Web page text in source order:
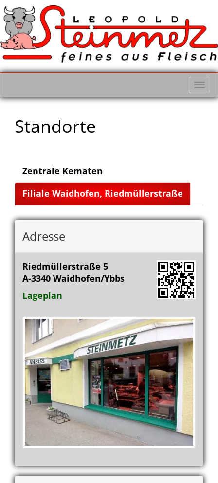
Standorte
Zentrale Kematen
Filiale Waidhofen, Riedmüllerstraße
Adresse
Riedmüllerstraße 5
A-3340 Waidhofen/Ybbs
Lageplan